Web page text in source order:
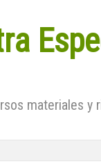
materiales y